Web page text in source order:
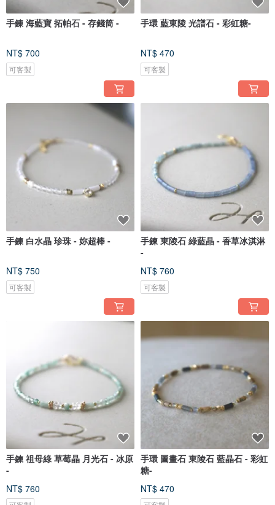
手鍊 海藍寶 拓帕石 - 存錢筒 -
NT$ 700
可客製
手環 藍東陵 光譜石 - 彩虹糖-
NT$ 470
可客製
手鍊 白水晶 珍珠 - 妳超棒 -
NT$ 750
可客製
手鍊 東陵石 綠藍晶 - 香草冰淇淋
-
NT$ 760
可客製
手鍊 祖母綠 草莓晶 月光石 - 冰原
-
NT$ 760
手環 圖畫石 東陵石 藍晶石 - 彩虹
糖-
NT$ 470